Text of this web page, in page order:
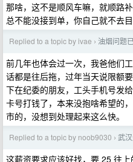
那啥，这不是顺风车嘛，就顺路
总不能没接到单，你自己就不去
Replied to a topic by ivae › 油烟问题
前几年也体会过一次，我爸他们
话都是往后拖，过年当天说限额
下在纪委的朋友，工头手机号发
卡号打钱了，本来没抱啥希望的
市的，没想到处理起来这么快。
Replied to a topic by noob9030 › 武
这薪资要求应该好找，要 25 往